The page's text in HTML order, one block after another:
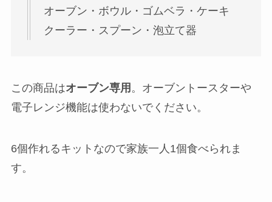
オーブン・ボウル・ゴムベラ・ケーキ
クーラー・スプーン・泡立て器
この商品はオーブン専用 。オーブントースターや
電子レンジ機能は使わないでください。
6個作れるキットなので家族一人1個食べられま
す。